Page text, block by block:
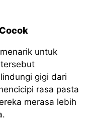
untuk
gigi dari
rasa pasta
merasa lebih